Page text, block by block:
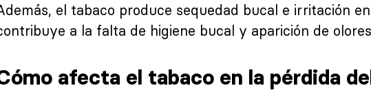
el tabaco produce sequedad bucal e irritación
a la falta de higiene bucal y aparición de
afecta el tabaco en la pérdida